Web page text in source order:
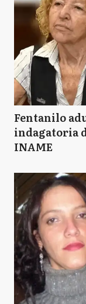
Fentanilo
indagatoria
INAME